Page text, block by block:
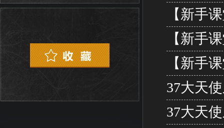
【新手
【新手
【新手
37大天
37大天